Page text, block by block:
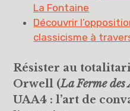
La Fontaine
Découvrir
classicisme à
Résister au
Orwell (La Ferme
UAA4 : l’art de